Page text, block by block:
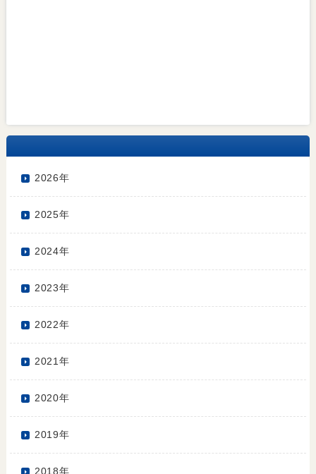
2026年
2025年
2024年
2023年
2022年
2021年
2020年
2019年
2018年